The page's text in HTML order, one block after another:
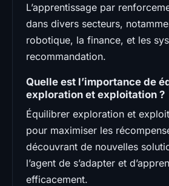
L’apprentissage par
dans divers secteurs,
robotique, la finance, et les
recommandation.
Quelle est l’importance de
exploration et exploitation ?
Équilibrer exploration et
pour maximiser les
découvrant de nouvelles
l’agent de s’adapter et
efficacement.